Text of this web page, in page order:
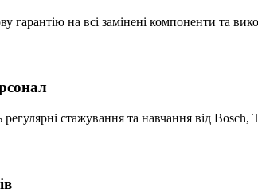
гарантію на всі замінені компоненти та
стажування та навчання від Bosch,